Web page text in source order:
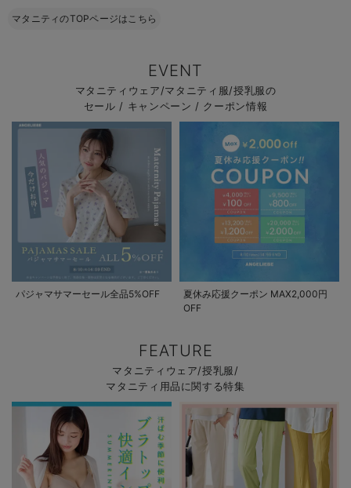
お買い物を続ける カートへ進む
マタニティのTOPページはこちら
EVENT
マタニティウェア/マタニティ服/授乳服の
セール / キャンペーン / クーポン情報
パジャマサマーセール全品5%OFF
夏休み応援クーポン MAX2,000円
OFF
FEATURE
マタニティウェア/授乳服/
マタニティ用品に関する特集